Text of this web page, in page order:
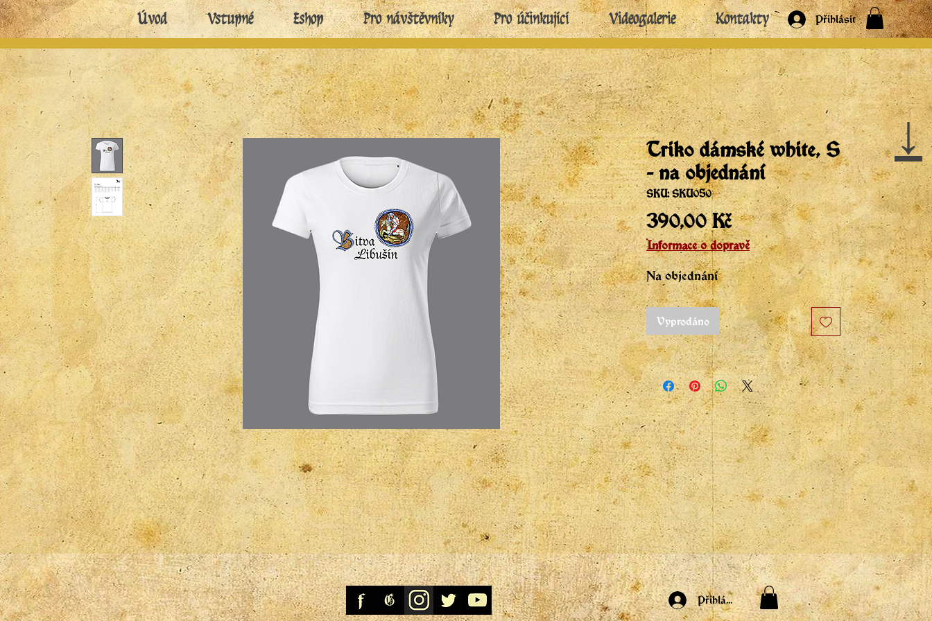
↓
Úvod Vstupné Eshop Pro návštěvníky Pro účinkující Videogalerie Kontakty Přihlásit
Triko dámské white, S
- na objednání
SKU: SKU050
390,00 KčCena
Informace o dopravě
Na objednání
Vyprodáno
Přihlásit